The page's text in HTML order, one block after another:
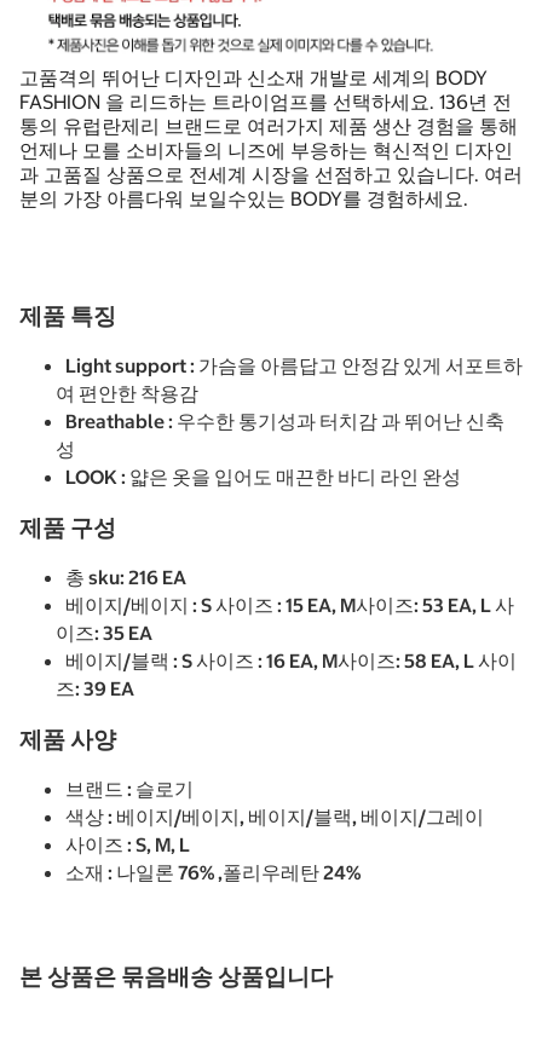
고품격의 뛰어난 디자인과 신소재 개발로 세계의 BODY
FASHION 을 리드하는 트라이엄프를 선택하세요. 136년 전
통의 유럽란제리 브랜드로 여러가지 제품 생산 경험을 통해
언제나 모를 소비자들의 니즈에 부응하는 혁신적인 디자인
과 고품질 상품으로 전세계 시장을 선점하고 있습니다. 여러
분의 가장 아름다워 보일수있는 BODY를 경험하세요.
제품 특징
Light support : 가슴을 아름답고 안정감 있게 서포트하
여 편안한 착용감
Breathable : 우수한 통기성과 터치감 과 뛰어난 신축
성
LOOK : 얇은 옷을 입어도 매끈한 바디 라인 완성
제품 구성
총 sku: 216 EA
베이지/베이지 : S 사이즈 : 15 EA, M사이즈: 53 EA, L 사
이즈: 35 EA
베이지/블랙 : S 사이즈 : 16 EA, M사이즈: 58 EA, L 사이
즈: 39 EA
제품 사양
브랜드 : 슬로기
색상 : 베이지/베이지, 베이지/블랙, 베이지/그레이
사이즈 : S, M, L
소재 : 나일론 76% ,폴리우레탄 24%
본 상품은 묶음배송 상품입니다